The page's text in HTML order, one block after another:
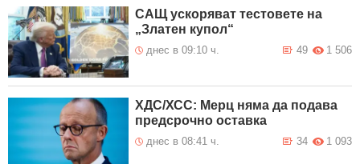
САЩ ускоряват тестовете на
„Златен купол“
днес в 09:10 ч. 1 506
49
ХДС/ХСС: Мерц няма да подава
предсрочно оставка
днес в 08:41 ч. 1 093
34